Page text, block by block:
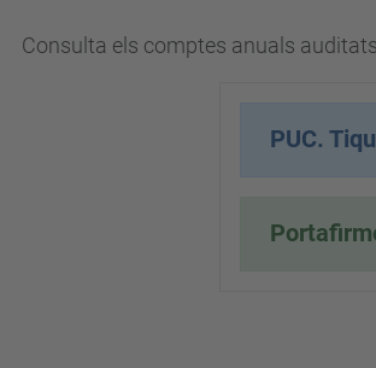
Consulta els comptes anuals auditats
PUC.